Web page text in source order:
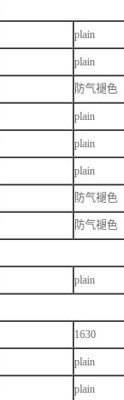
plain
plain
防气褪色
plain
plain
plain
防气褪色
防气褪色
plain
1630
plain
plain